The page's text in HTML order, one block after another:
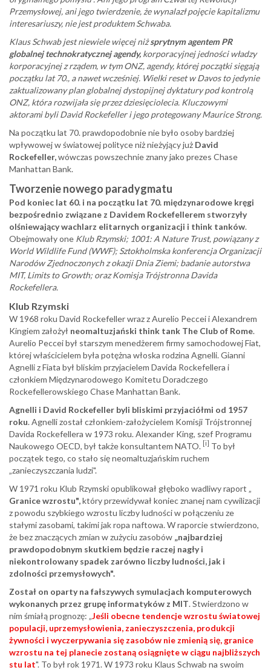
Przemysłowej, ani jego twierdzenie, że wynalazł pojęcie kapitalizmu
interesariuszy, nie jest produktem Schwaba.
Klaus Schwab jest niewiele więcej niżsprytnym agentem PR
globalnej technokratycznej agendy, korporacyjnej jedności władzy
korporacyjnej z rządem, w tym ONZ, agendy, której początki sięgają
początku lat 70., a nawet wcześniej. Wielki reset w Davos to jedynie
zaktualizowany plan globalnej dystopijnej dyktatury pod kontrolą
ONZ, która rozwijała się przez dziesięciolecia. Kluczowymi
aktorami byli David Rockefeller i jego protegowany Maurice Strong.
Na początku lat 70. prawdopodobnie nie było osoby bardziej
wpływowej w światowej polityce niż nieżyjący już David
Rockefeller,wówczas powszechnie znany jako prezes Chase
Manhattan Bank.
Tworzenie nowego paradygmatu
Pod koniec lat 60. i na początku lat 70. międzynarodowe kręgi
bezpośrednio związane z Davidem Rockefellerem stworzyły
olśniewający wachlarz elitarnych organizacji i think tanków.
Obejmowały one Klub Rzymski; 1001: A Nature Trust, powiązany z
World Wildlife Fund (WWF); Sztokholmska konferencja Organizacji
Narodów Zjednoczonych z okazji Dnia Ziemi; badanie autorstwa
MIT, Limits to Growth; oraz Komisja Trójstronna Davida
Rockefellera.
Klub Rzymski
W 1968 roku David Rockefeller wraz z Aurelio Peccei i Alexandrem
Kingiem założył neomaltuzjański think tank The Club of Rome.
Aurelio Peccei był starszym menedżerem firmy samochodowej Fiat,
której właścicielem była potężna włoska rodzina Agnelli. Gianni
Agnelli z Fiata był bliskim przyjacielem Davida Rockefellera i
członkiem Międzynarodowego Komitetu Doradczego
Rockefellerowskiego Chase Manhattan Bank.
Agnelli i David Rockefeller byli bliskimi przyjaciółmi od 1957
roku. Agnelli został członkiem-założycielem Komisji Trójstronnej
Davida Rockefellera w 1973 roku. Alexander King, szef Programu
Naukowego OECD, był także konsultantem NATO.
[i]
To był
początek tego, co stało się neomaltuzjańskim ruchem
„zanieczyszczania ludzi".
W 1971 roku Klub Rzymski opublikował głęboko wadliwy raport „
Granice wzrostu",który przewidywał koniec znanej nam cywilizacji
z powodu szybkiego wzrostu liczby ludności w połączeniu ze
stałymi zasobami, takimi jak ropa naftowa. W raporcie stwierdzono,
że bez znaczących zmian w zużyciu zasobów „najbardziej
prawdopodobnym skutkiem będzie raczej nagły i
niekontrolowany spadek zarówno liczby ludności, jak i
zdolności przemysłowych".
Został on oparty na fałszywych symulacjach komputerowych
wykonanych przez grupę informatyków z MIT. Stwierdzono w
nim śmiałą prognozę: „Jeśli obecne tendencje wzrostu światowej
populacji, uprzemysłowienia, zanieczyszczenia, produkcji
żywności i wyczerpywania się zasobów nie zmienią się, granice
wzrostu na tej planecie zostaną osiągnięte w ciągu najbliższych
stu lat". To był rok 1971. W 1973 roku Klaus Schwab na swoim